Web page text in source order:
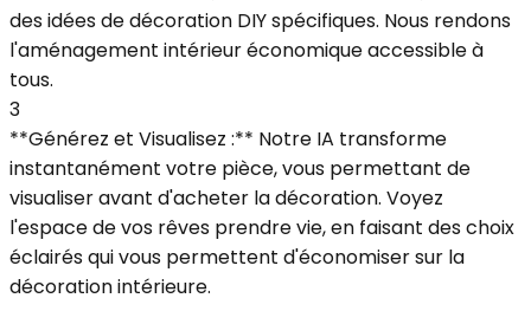
des idées de décoration DIY spécifiques. Nous rendons
l'aménagement intérieur économique accessible à
tous.
3
**Générez et Visualisez :** Notre IA transforme
instantanément votre pièce, vous permettant de
visualiser avant d'acheter la décoration. Voyez
l'espace de vos rêves prendre vie, en faisant des choix
éclairés qui vous permettent d'économiser sur la
décoration intérieure.